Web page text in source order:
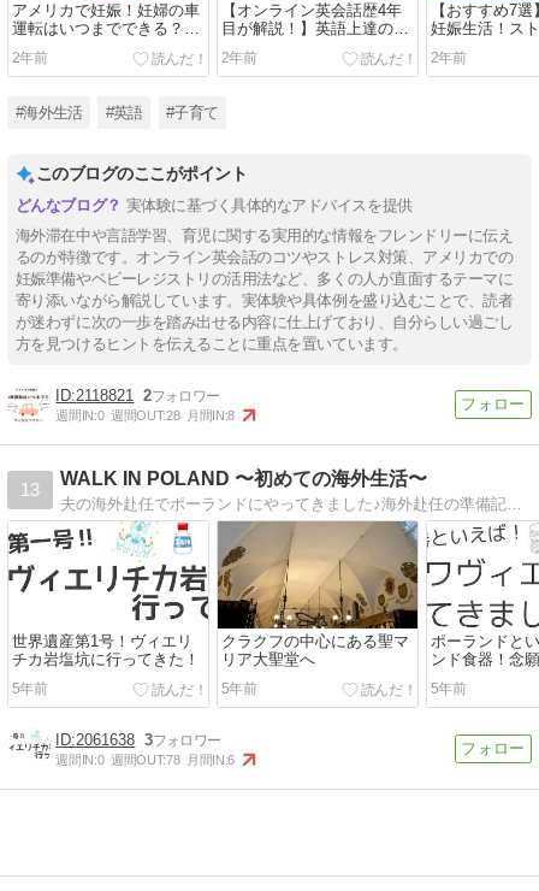
アメリカで妊娠！妊婦の車
運転はいつまでできる？体
験談と気をつけたいこと
2年前
【オンライン英会話歴4年
目が解説！】英語上達のた
めの効果的な使い方とは？
2年前
【おすすめ7
妊娠生活！ス
ない過ごし方
2年前
#海外生活 #英語 #子育て
このブログのここがポイント
実体験に基づく具体的なアドバイスを提供
海外滞在中や言語学習、育児に関する実用的な情報をフレンドリーに伝え
るのが特徴です。オンライン英会話のコツやストレス対策、アメリカでの
妊娠準備やベビーレジストリの活用法など、多くの人が直面するテーマに
寄り添いながら解説しています。実体験や具体例を盛り込むことで、読者
が迷わずに次の一歩を踏み出せる内容に仕上げており、自分らしい過ごし
方を見つけるヒントを伝えることに重点を置いています。
2118821 2
週間IN:0 週間OUT:28 月間IN:8
13
WALK IN POLAND 〜初めての海外生活〜
夫の海外赴任でポーランドにやってきました♪海外赴任の準備記録や英語力ゼロな管理人の海外生活についてお届けします（＾＾）☆
世界遺産第1号！ヴィエリ
チカ岩塩坑に行ってきた！
5年前
クラクフの中心にある聖マ
リア大聖堂へ
5年前
ポーランドと
ンド食器！念
ビエツへ
5年前
2061638 3
週間IN:0 週間OUT:78 月間IN:6